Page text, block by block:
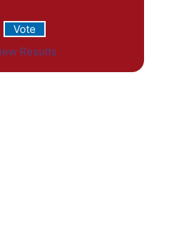
Results